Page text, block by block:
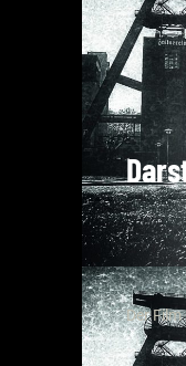
Der Film